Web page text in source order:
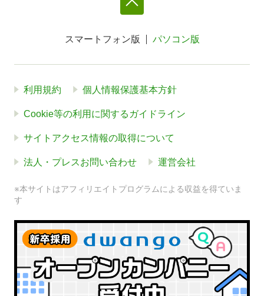
スマートフォン版 パソコン版
利用規約 個人情報保護基本方針
Cookie等の利用に関するガイドライン
サイトアクセス情報の取得について
法人・プレスお問い合わせ 運営会社
※本サイトはアフィリエイトプログラムによる収益を得ていま
す